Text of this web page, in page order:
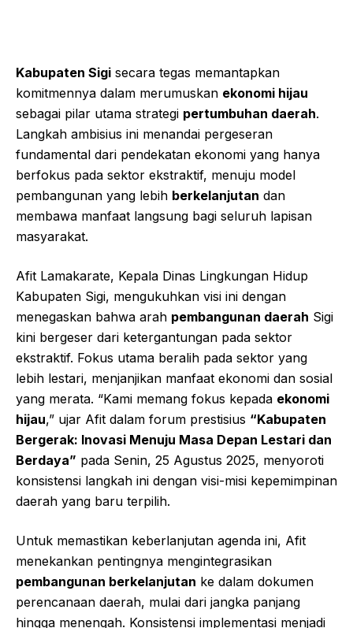
Kabupaten Sigi secara tegas memantapkan
komitmennya dalam merumuskan ekonomi hijau
sebagai pilar utama strategi pertumbuhan daerah.
Langkah ambisius ini menandai pergeseran
fundamental dari pendekatan ekonomi yang hanya
berfokus pada sektor ekstraktif, menuju model
pembangunan yang lebih berkelanjutan dan
membawa manfaat langsung bagi seluruh lapisan
masyarakat.
Afit Lamakarate, Kepala Dinas Lingkungan Hidup
Kabupaten Sigi, mengukuhkan visi ini dengan
menegaskan bahwa arah pembangunan daerah Sigi
kini bergeser dari ketergantungan pada sektor
ekstraktif. Fokus utama beralih pada sektor yang
lebih lestari, menjanjikan manfaat ekonomi dan sosial
yang merata. “Kami memang fokus kepada ekonomi
hijau,” ujar Afit dalam forum prestisius “Kabupaten
Bergerak: Inovasi Menuju Masa Depan Lestari dan
Berdaya” pada Senin, 25 Agustus 2025, menyoroti
konsistensi langkah ini dengan visi-misi kepemimpinan
daerah yang baru terpilih.
Untuk memastikan keberlanjutan agenda ini, Afit
menekankan pentingnya mengintegrasikan
pembangunan berkelanjutan ke dalam dokumen
perencanaan daerah, mulai dari jangka panjang
hingga menengah. Konsistensi implementasi menjadi